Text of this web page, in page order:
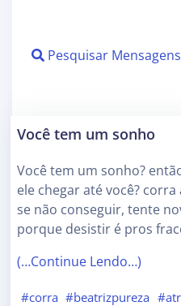
Pesquisar Mensagens
Você tem um sonho
Você tem um sonho?
ele chegar até você?
se não conseguir, tente
porque desistir é pros
(…Continue Lendo…)
#corra #beatrizpureza